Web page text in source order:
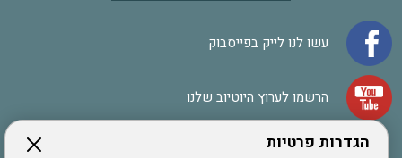
הגדרות פרטיות
עשו לנו לייק בפייסבוק
הרשמו לערוץ היוטיוב שלנו